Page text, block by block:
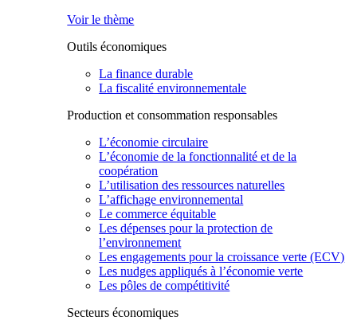
Voir le thème
Outils économiques
La finance durable
La fiscalité environnementale
Production et consommation responsables
L’économie circulaire
L’économie de la fonctionnalité et de la
coopération
L’utilisation des ressources naturelles
L’affichage environnemental
Le commerce équitable
Les dépenses pour la protection de
l’environnement
Les engagements pour la croissance verte (ECV)
Les nudges appliqués à l’économie verte
Les pôles de compétitivité
Secteurs économiques